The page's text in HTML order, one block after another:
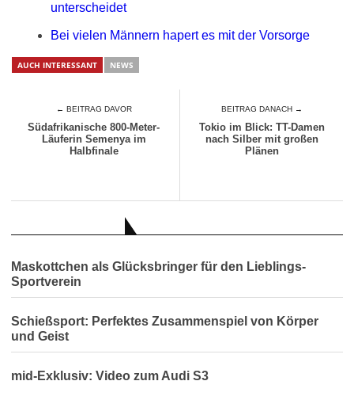
unterscheidet
Bei vielen Männern hapert es mit der Vorsorge
AUCH INTERESSANT NEWS
← BEITRAG DAVOR
Südafrikanische 800-Meter-
Läuferin Semenya im
Halbfinale
BEITRAG DANACH →
Tokio im Blick: TT-Damen
nach Silber mit großen
Plänen
Maskottchen als Glücksbringer für den Lieblings-
Sportverein
Schießsport: Perfektes Zusammenspiel von Körper
und Geist
mid-Exklusiv: Video zum Audi S3